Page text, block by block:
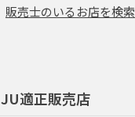
販売士のいるお店を検索
JU適正販売店